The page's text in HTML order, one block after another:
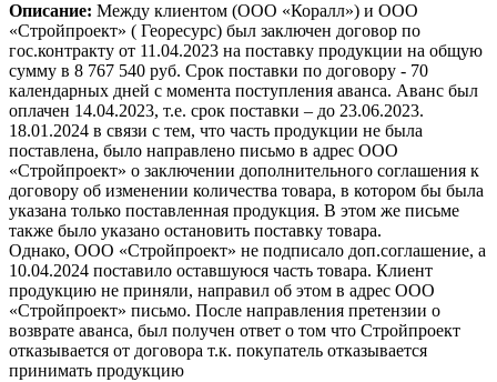
Описание: Между клиентом (ООО «Коралл») и ООО
«Стройпроект» ( Георесурс) был заключен договор по
гос.контракту от 11.04.2023 на поставку продукции на общую
сумму в 8 767 540 руб. Срок поставки по договору - 70
календарных дней с момента поступления аванса. Аванс был
оплачен 14.04.2023, т.е. срок поставки – до 23.06.2023.
18.01.2024 в связи с тем, что часть продукции не была
поставлена, было направлено письмо в адрес ООО
«Стройпроект» о заключении дополнительного соглашения к
договору об изменении количества товара, в котором бы была
указана только поставленная продукция. В этом же письме
также было указано остановить поставку товара.
Однако, ООО «Стройпроект» не подписало доп.соглашение, а
10.04.2024 поставило оставшуюся часть товара. Клиент
продукцию не приняли, направил об этом в адрес ООО
«Стройпроект» письмо. После направления претензии о
возврате аванса, был получен ответ о том что Стройпроект
отказывается от договора т.к. покупатель отказывается
принимать продукцию